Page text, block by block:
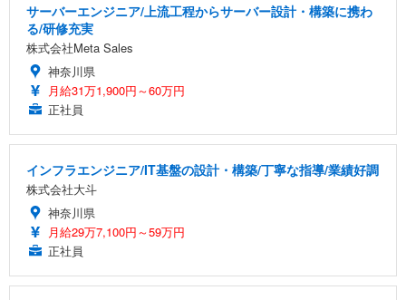
サーバーエンジニア/上流工程からサーバー設計・構築に携わ
る/研修充実
株式会社Meta Sales
神奈川県
月給31万1,900円～60万円
正社員
インフラエンジニア/IT基盤の設計・構築/丁寧な指導/業績好調
株式会社大斗
神奈川県
月給29万7,100円～59万円
正社員